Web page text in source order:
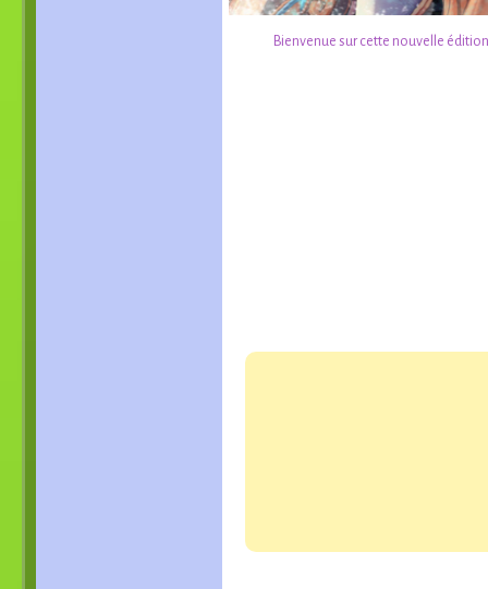
Bienvenue sur cette nouvelle